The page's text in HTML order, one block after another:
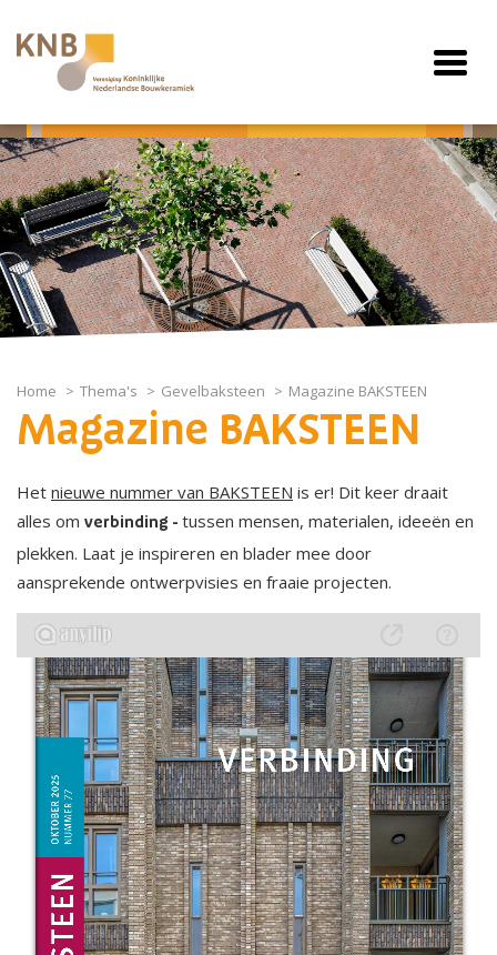
Home Thema's Gevelbaksteen Magazine BAKSTEEN
Magazine BAKSTEEN
Het nieuwe nummer van BAKSTEEN is er! Dit keer draait
alles om verbinding - tussen mensen, materialen, ideeën en
plekken. Laat je inspireren en blader mee door
aansprekende ontwerpvisies en fraaie projecten.